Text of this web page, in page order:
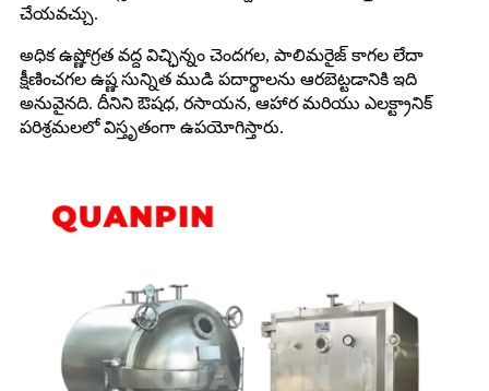
చేయవచ్చు.
అధిక ఉష్ణోగ్రత వద్ద విచ్ఛిన్నం చెందగల, పాలిమరైజ్ కాగల లేదా
క్షీణించగల ఉష్ణ సున్నిత ముడి పదార్థాలను ఆరబెట్టడానికి ఇది
అనువైనది. దీనిని ఔషధ, రసాయన, ఆహార మరియు ఎలక్ట్రానిక్
పరిశ్రమలలో విస్తృతంగా ఉపయోగిస్తారు.